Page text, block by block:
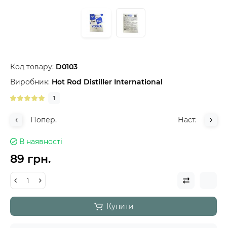
Код товару: D0103
Виробник: Hot Rod Distiller International
1
Попер. Наст.
В наявності
89 грн.
Купити